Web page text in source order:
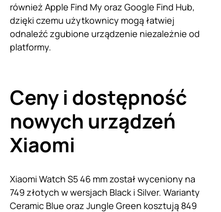
również Apple Find My oraz Google Find Hub,
dzięki czemu użytkownicy mogą łatwiej
odnaleźć zgubione urządzenie niezależnie od
platformy.
Ceny i dostępność
nowych urządzeń
Xiaomi
Xiaomi Watch S5 46 mm został wyceniony na
749 złotych w wersjach Black i Silver. Warianty
Ceramic Blue oraz Jungle Green kosztują 849